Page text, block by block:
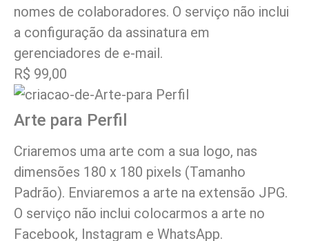
nomes de colaboradores. O serviço não inclui
a configuração da assinatura em
gerenciadores de e-mail.
R$ 99,00
Arte para Perfil
Criaremos uma arte com a sua logo, nas
dimensões 180 x 180 pixels (Tamanho
Padrão). Enviaremos a arte na extensão JPG.
O serviço não inclui colocarmos a arte no
Facebook, Instagram e WhatsApp.